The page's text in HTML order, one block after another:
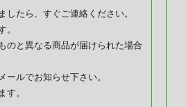
したら、すぐご連絡ください。
。
のと異なる商品が届けられた場合
ールでお知らせ下さい。
す。